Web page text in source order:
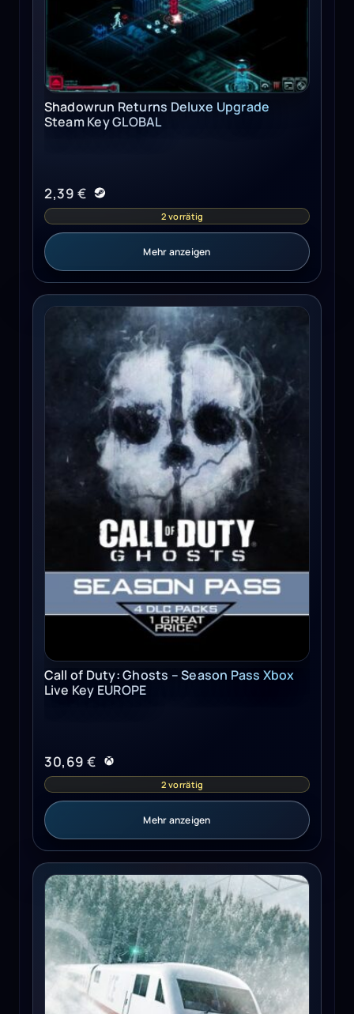
Shadowrun Returns Deluxe Upgrade
Steam Key GLOBAL
2,39 €
2 vorrätig
Mehr anzeigen
Call of Duty: Ghosts - Season Pass Xbox Live Key EUROPE
Call of Duty: Ghosts – Season Pass Xbox
Live Key EUROPE
30,69 €
2 vorrätig
Mehr anzeigen
Train Sim World 3 (PC) - Steam Key - GLOBAL